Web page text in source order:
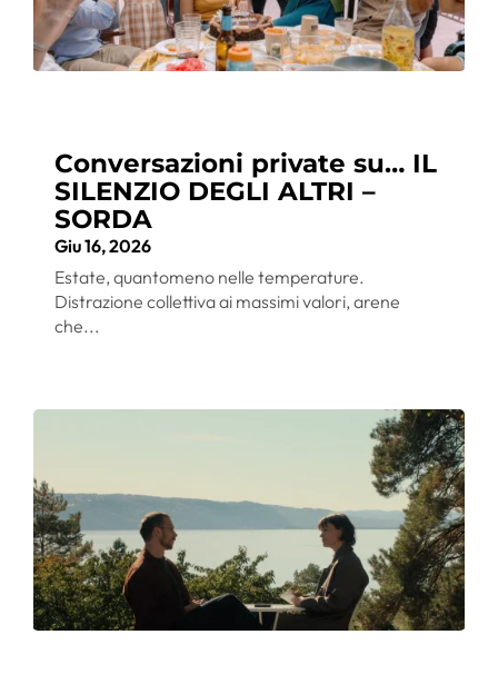
Conversazioni private su… IL
SILENZIO DEGLI ALTRI –
SORDA
Giu 16, 2026
Estate, quantomeno nelle temperature.
Distrazione collettiva ai massimi valori, arene
che...